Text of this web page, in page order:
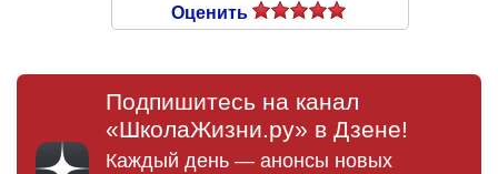
Оценить
Подпишитесь на канал
«ШколаЖизни.ру» в Дзене!
Каждый день — анонсы новых